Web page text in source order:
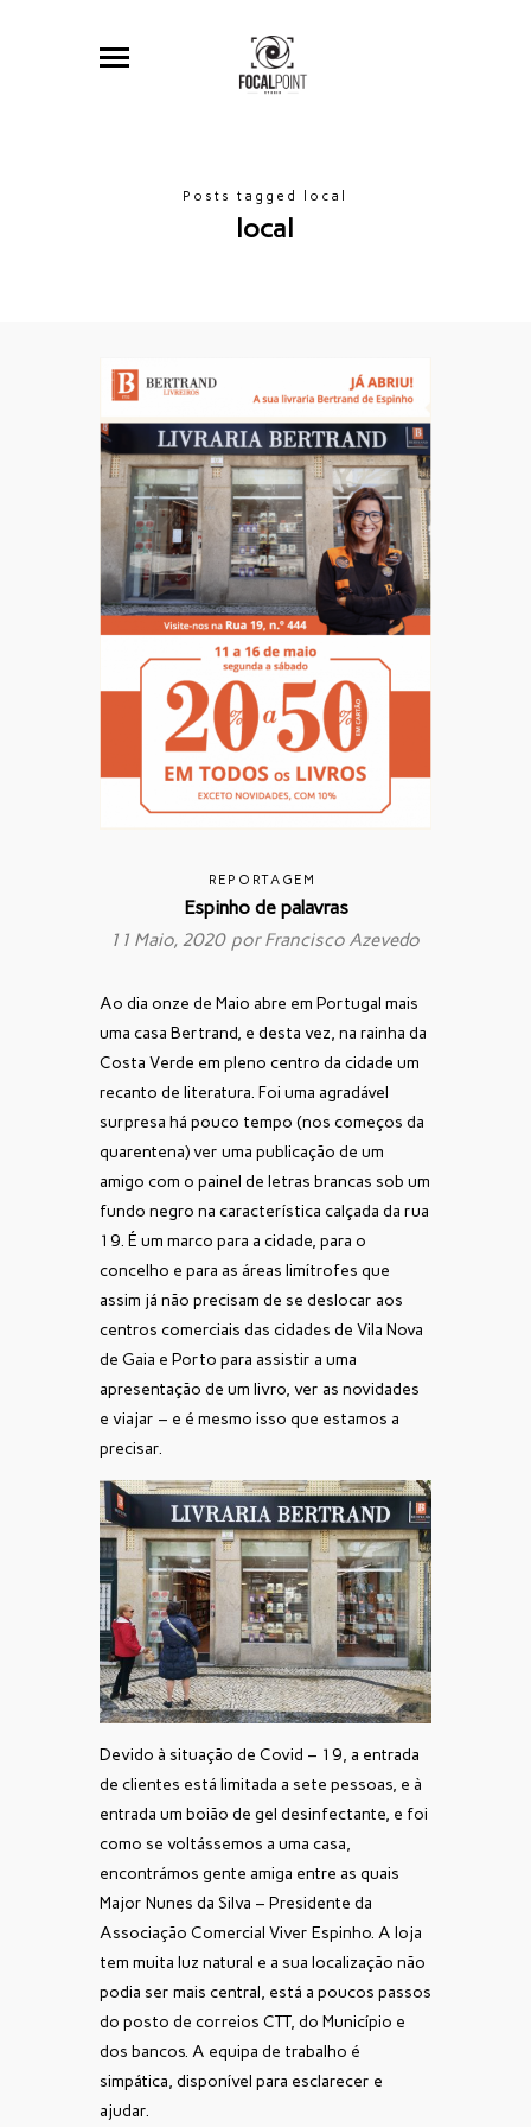
Posts tagged local
local
REPORTAGEM
Espinho de palavras
11 Maio, 2020 porFrancisco Azevedo
Ao dia onze de Maio abre em Portugal mais
uma casa Bertrand, e desta vez, na rainha da
Costa Verde em pleno centro da cidade um
recanto de literatura. Foi uma agradável
surpresa há pouco tempo (nos começos da
quarentena) ver uma publicação de um
amigo com o painel de letras brancas sob um
fundo negro na característica calçada da rua
19. É um marco para a cidade, para o
concelho e para as áreas limítrofes que
assim já não precisam de se deslocar aos
centros comerciais das cidades de Vila Nova
de Gaia e Porto para assistir a uma
apresentação de um livro, ver as novidades
e viajar – e é mesmo isso que estamos a
precisar.
Devido à situação de Covid – 19, a entrada
de clientes está limitada a sete pessoas, e à
entrada um boião de gel desinfectante, e foi
como se voltássemos a uma casa,
encontrámos gente amiga entre as quais
Major Nunes da Silva – Presidente da
Associação Comercial Viver Espinho. A loja
tem muita luz natural e a sua localização não
podia ser mais central, está a poucos passos
do posto de correios CTT, do Município e
dos bancos. A equipa de trabalho é
simpática, disponível para esclarecer e
ajudar.